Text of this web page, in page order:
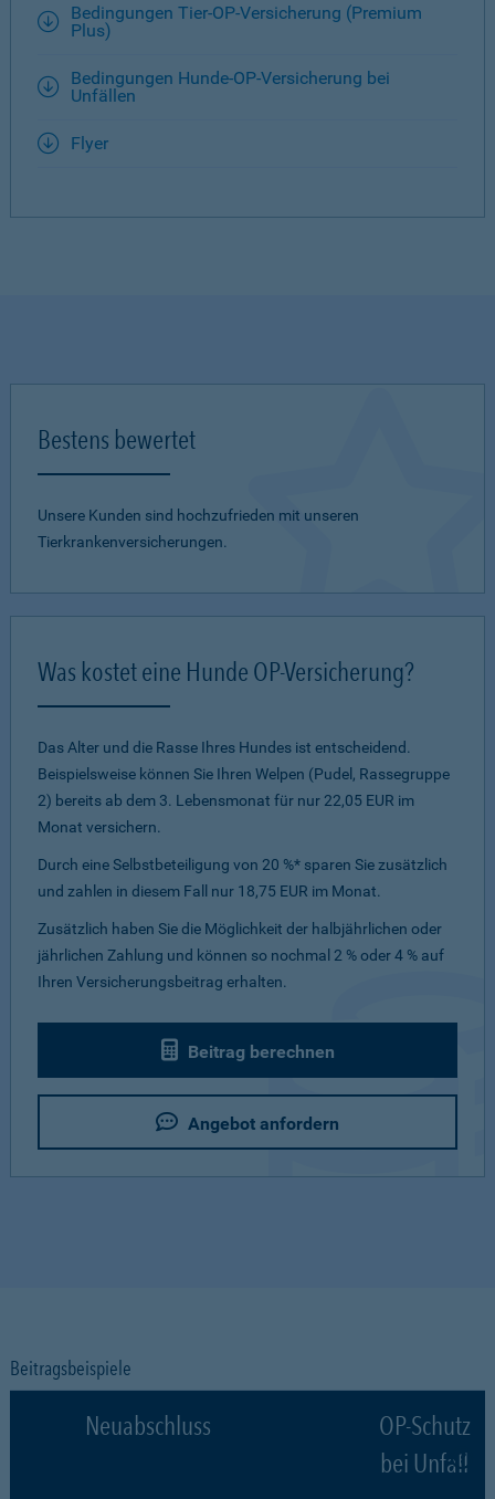
Bedingungen Tier-OP-Versicherung (Premium
Plus)
Bedingungen Hunde-OP-Versicherung bei
Unfällen
Flyer
Bestens bewertet
Unsere Kunden sind hochzufrieden mit unseren
Tierkrankenversicherungen.
Was kostet eine Hunde OP-Versicherung?
Das Alter und die Rasse Ihres Hundes ist entscheidend.
Beispielsweise können Sie Ihren Welpen (Pudel, Rassegruppe
2) bereits ab dem 3. Lebensmonat für nur 22,05 EUR im
Monat versichern.
Durch eine Selbstbeteiligung von 20 %* sparen Sie zusätzlich
und zahlen in diesem Fall nur 18,75 EUR im Monat.
Zusätzlich haben Sie die Möglichkeit der halbjährlichen oder
jährlichen Zahlung und können so nochmal 2 % oder 4 % auf
Ihren Versicherungsbeitrag erhalten.
Beitrag berechnen
Angebot anfordern
Beitragsbeispiele
Neuabschluss
OP-Schutz
bei Unfall